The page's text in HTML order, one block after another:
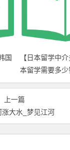
国
【日本留学中
本留学需要多少
上一篇
涨大水_梦见江河